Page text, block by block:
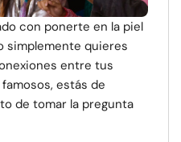
con ponerte en la piel
simplemente quieres
entre tus
estás de
de tomar la pregunta